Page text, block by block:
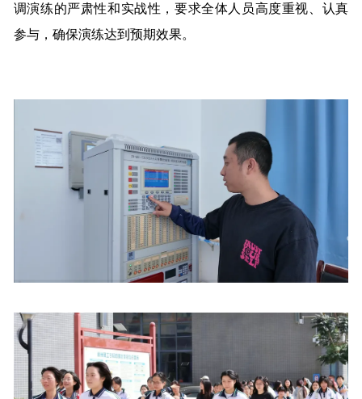
调演练的严肃性和实战性，要求全体人员高度重视、认真
参与，确保演练达到预期效果。